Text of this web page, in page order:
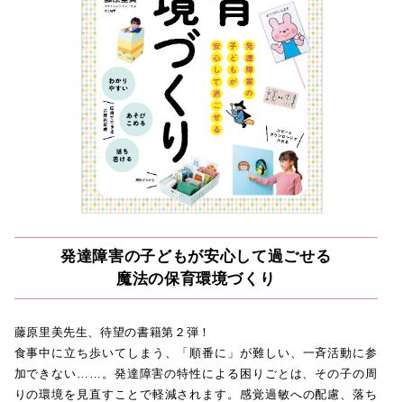
発達障害の子どもが安心して過ごせる
魔法の保育環境づくり
藤原里美先生、待望の書籍第２弾！
食事中に立ち歩いてしまう、「順番に」が難しい、一斉活動に参
加できない……。発達障害の特性による困りごとは、その子の周
りの環境を見直すことで軽減されます。感覚過敏への配慮、落ち